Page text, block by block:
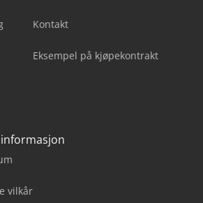
Kontakt
Eksempel på kjøpekontrakt
vilkår